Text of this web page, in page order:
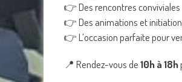
👉 Des rencontres conviviales
👉 Des animations et
👉 L’occasion parfaite pour
📍 Rendez-vous de10h à 18h